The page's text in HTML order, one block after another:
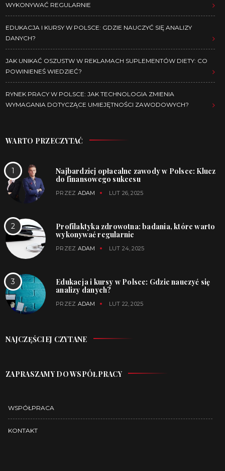
WYKONYWAĆ REGULARNIE
EDUKACJA I KURSY W POLSCE: GDZIE NAUCZYĆ SIĘ ANALIZY
DANYCH?
JAK UNIKAĆ OSZUSTW W REKLAMACH SUPLEMENTÓW DIETY: CO
POWINIENEŚ WIEDZIEĆ?
RYNEK PRACY W POLSCE: JAK TECHNOLOGIA ZMIENIA
WYMAGANIA DOTYCZĄCE UMIEJĘTNOŚCI ZAWODOWYCH?
WARTO PRZECZYTAĆ
Najbardziej opłacalne zawody w Polsce: Klucz
do finansowego sukcesu
PRZEZ ADAM LUT 26, 2025
Profilaktyka zdrowotna: badania, które warto
wykonywać regularnie
PRZEZ ADAM LUT 24, 2025
Edukacja i kursy w Polsce: Gdzie nauczyć się
analizy danych?
PRZEZ ADAM LUT 22, 2025
NAJCZĘŚCIEJ CZYTANE
ZAPRASZAMY DO WSPÓŁPRACY
WSPÓŁPRACA
KONTAKT